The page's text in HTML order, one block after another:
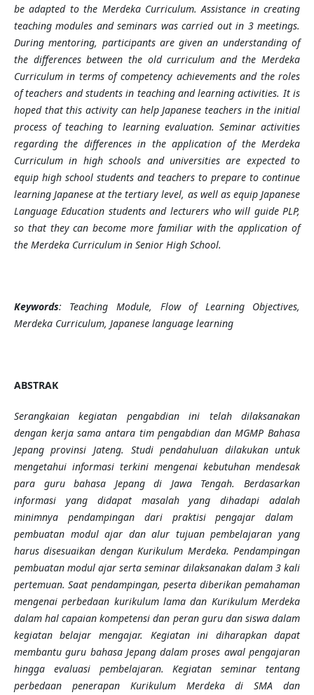
be adapted to the Merdeka Curriculum. Assistance in creating
teaching modules and seminars was carried out in 3 meetings.
During mentoring, participants are given an understanding of
the differences between the old curriculum and the Merdeka
Curriculum in terms of competency achievements and the roles
of teachers and students in teaching and learning activities. It is
hoped that this activity can help Japanese teachers in the initial
process of teaching to learning evaluation. Seminar activities
regarding the differences in the application of the Merdeka
Curriculum in high schools and universities are expected to
equip high school students and teachers to prepare to continue
learning Japanese at the tertiary level, as well as equip Japanese
Language Education students and lecturers who will guide PLP,
so that they can become more familiar with the application of
the Merdeka Curriculum in Senior High School.
Keywords: Teaching Module, Flow of Learning Objectives,
Merdeka Curriculum, Japanese language learning
ABSTRAK
Serangkaian kegiatan pengabdian ini telah dilaksanakan
dengan kerja sama antara tim pengabdian dan MGMP Bahasa
Jepang provinsi Jateng. Studi pendahuluan dilakukan untuk
mengetahui informasi terkini mengenai kebutuhan mendesak
para guru bahasa Jepang di Jawa Tengah.
Berdasarkan
informasi yang didapatmasalah yang dihadapi adalah
minimnya pendampingan dari praktisi pengajar dalam
pembuatan modul ajar dan alur tujuan pembelajaran yang
harus disesuaikan dengan Kurikulum Merdeka. Pendampingan
pembuatan modul ajar serta seminar dilaksanakan dalam 3 kali
pertemuan.Saat pendampingan, peserta diberikan pemahaman
mengenai perbedaan kurikulum lama dan Kurikulum Merdeka
dalam hal capaian kompetensi dan peran guru dan siswa dalam
kegiatan belajar mengajar. Kegiatan ini diharapkan dapat
membantu guru bahasa Jepang dalam proses awal pengajaran
hingga evaluasi pembelajaran. Kegiatan seminar tentang
perbedaan penerapan Kurikulum Merdeka di SMA dan